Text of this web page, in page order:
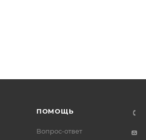
ПОМОЩЬ
Вопрос-ответ